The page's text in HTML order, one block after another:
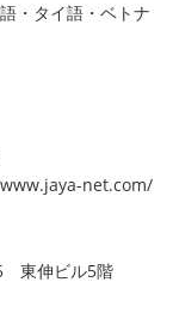
・タイ語・ベトナ
net.com/
東伸ビル5階